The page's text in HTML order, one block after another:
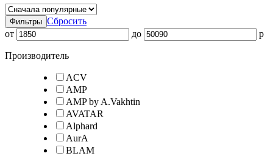
Фильтры Сбросить
от
до p
Производитель
ACV
AMP
AMP by A.Vakhtin
AVATAR
Alphard
AurA
BLAM